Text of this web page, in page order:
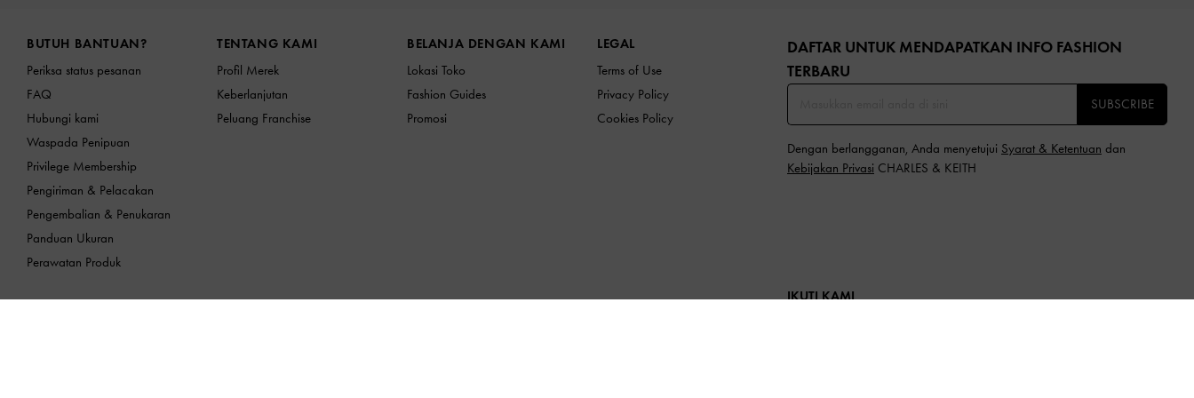
BUTUH BANTUAN?
Periksa status pesanan
FAQ
Hubungi kami
Waspada Penipuan
Privilege Membership
Pengiriman & Pelacakan
Pengembalian & Penukaran
Panduan Ukuran
Perawatan Produk
TENTANG KAMI
Profil Merek
Keberlanjutan
Peluang Franchise
BELANJA DENGAN KAMI
Lokasi Toko
Fashion Guides
Promosi
LEGAL
Terms of Use
Privacy Policy
Cookies Policy
DAFTAR UNTUK MENDAPATKAN INFO FASHION
TERBARU​
SUBSCRIBE
Dengan berlangganan, Anda menyetujui Syarat & Ketentuan dan
Kebijakan Privasi CHARLES & KEITH
IKUTI KAMI